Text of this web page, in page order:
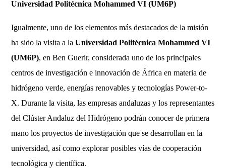
Universidad Politécnica Mohammed VI (UM6P)
Igualmente, uno de los elementos más destacados de la misión
ha sido la visita a laUniversidad Politécnica Mohammed VI
(UM6P), en Ben Guerir, considerada uno de los principales
centros de investigación e innovación de África en materia de
hidrógeno verde, energías renovables y tecnologías Power-to-
X. Durante la visita, las empresas andaluzas y los representantes
del Clúster Andaluz del Hidrógeno podrán conocer de primera
mano los proyectos de investigación que se desarrollan en la
universidad, así como explorar posibles vías de cooperación
tecnológica y científica.